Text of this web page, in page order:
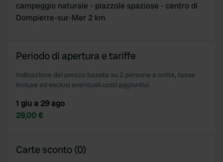
campeggio naturale - piazzole spaziose - centro di
Dompierre-sur-Mer 2 km
Periodo di apertura e tariffe
Indicazione del prezzo basata su 2 persone a notte, tasse
incluse ed esclusi eventuali costi aggiuntivi.
1 giu a 29 ago
29,00 €
Carte sconto (0)